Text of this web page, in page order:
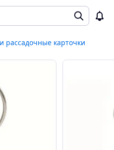
рассадочные карточки